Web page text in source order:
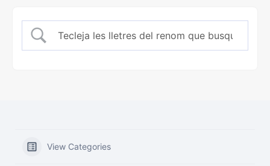
View Categories